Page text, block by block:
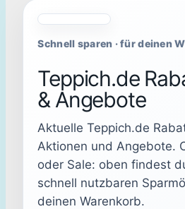
Schnell sparen · für deinen
Teppich.de
& Angebote
Aktuelle Teppich.de
Aktionen und Angebote.
oder Sale: oben findest
schnell nutzbaren
deinen Warenkorb.